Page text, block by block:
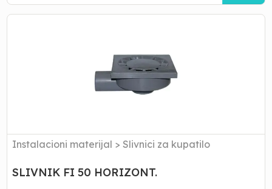
SLIVNIK
Instalacioni materijal > Slivnici za kupatilo
SLIVNIK FI 50 HORIZONT.